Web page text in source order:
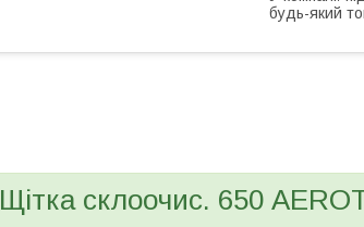
будь-який
Щітка склоочис. 650